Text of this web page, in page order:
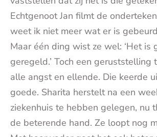
Echtgenoot Jan filmt de
weet ik niet meer wat er is
Maar één ding wist ze wel: ‘Het is
geregeld.’ Toch een geruststelling
alle angst en ellende. Die keerde
goede. Sharita herstelt na een
ziekenhuis te hebben gelegen, nu
de beterende hand. Ze loopt nog